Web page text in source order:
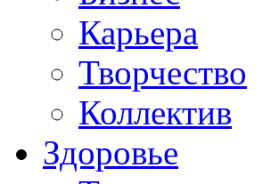
Карьера
Творчество
Коллектив
Здоровье